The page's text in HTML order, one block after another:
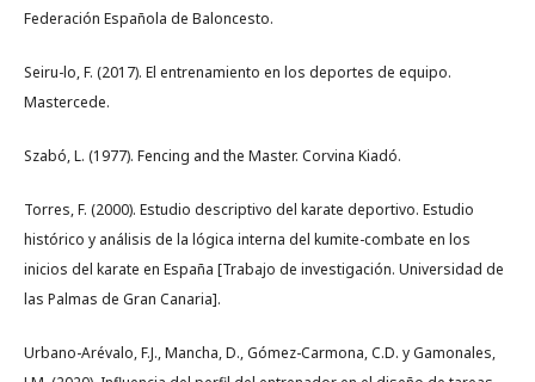
Federación Española de Baloncesto.
Seiru-lo, F. (2017). El entrenamiento en los deportes de equipo.
Mastercede.
Szabó, L. (1977). Fencing and the Master. Corvina Kiadó.
Torres, F. (2000). Estudio descriptivo del karate deportivo. Estudio
histórico y análisis de la lógica interna del kumite-combate en los
inicios del karate en España [Trabajo de investigación. Universidad de
las Palmas de Gran Canaria].
Urbano-Arévalo, F.J., Mancha, D., Gómez-Carmona, C.D. y Gamonales,